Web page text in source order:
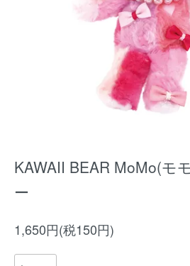
KAWAII BEAR MoMo(
ー
1,650円(税150円)